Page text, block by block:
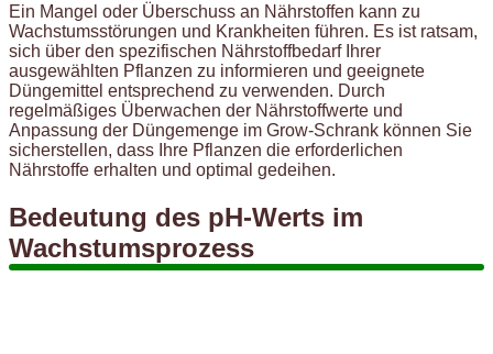
Ein Mangel oder Überschuss an Nährstoffen kann zu
Wachstumsstörungen und Krankheiten führen. Es ist ratsam,
sich über den spezifischen Nährstoffbedarf Ihrer
ausgewählten Pflanzen zu informieren und geeignete
Düngemittel entsprechend zu verwenden. Durch
regelmäßiges Überwachen der Nährstoffwerte und
Anpassung der Düngemenge im Grow-Schrank können Sie
sicherstellen, dass Ihre Pflanzen die erforderlichen
Nährstoffe erhalten und optimal gedeihen.
Bedeutung des pH-Werts im
Wachstumsprozess